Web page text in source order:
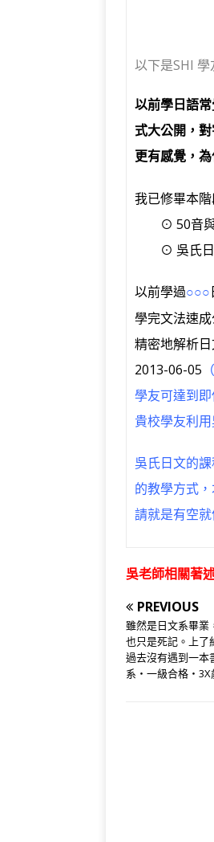
以下是SHI
以前學日語
式大公開，
更有感覺，
我已修畢本
⊙ 50音與
⊙ 吳氏日本
以前學過○○○
學完文法速
精密地解析
2013-06-05
學友可達到
貴校學友利
吳氏日文的
的教學方式
請就是有空就
吳老師相關著
PREVIOUS
雖然是日文系畢業
也只是死記。上了
過去沒有遇到一
系‧一級合格‧3X